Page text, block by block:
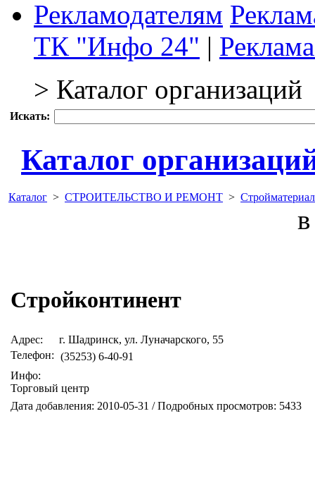
Рекламодателям
ТК "Инфо 24" |
> Каталог организаций
Искать:
Каталог
Каталог > СТРОИТЕЛЬСТВО И РЕМОНТ >
Стройконтинент
Адрес:
г. Шадринск, ул. Луначарского, 55
Телефон: (35253) 6-40-91
Инфо:
Торговый центр
Дата добавления: 2010-05-31 / Подробных просмотров: 5433